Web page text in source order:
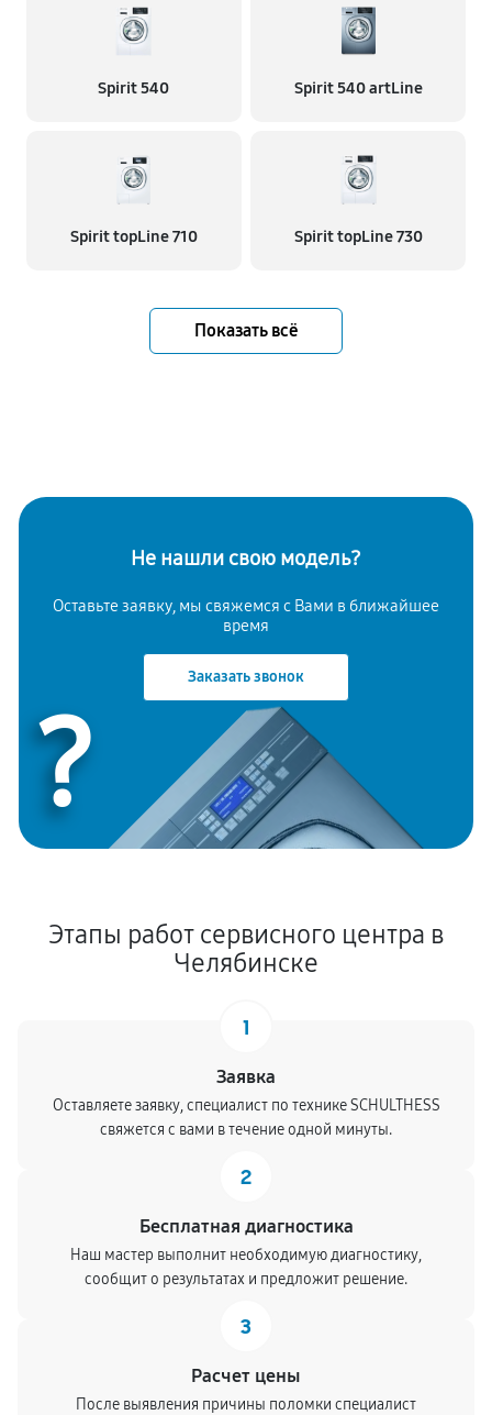
Spirit 540 Spirit 540 artLine
Spirit topLine 710 Spirit topLine 730
Показать всё
Не нашли свою модель?
Оставьте заявку, мы свяжемся с Вами в ближайшее
время
Заказать звонок
?
Этапы работ сервисного центра в
Челябинске
1
Заявка
Оставляете заявку, специалист по технике SCHULTHESS
свяжется с вами в течение одной минуты.
2
Бесплатная диагностика
Наш мастер выполнит необходимую диагностику,
сообщит о результатах и предложит решение.
3
Расчет цены
После выявления причины поломки специалист